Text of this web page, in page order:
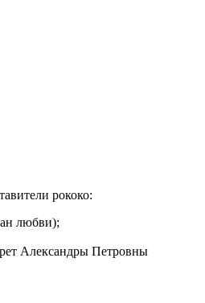
рококо:
любви);
Александры Петровны